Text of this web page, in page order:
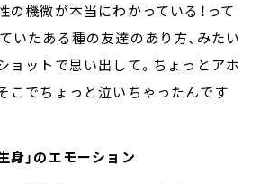
の機微が本当にわかっている！って
いたある種の友達のあり方、みたい
ョットで思い出して。ちょっとアホ
こでちょっと泣いちゃったんです
身」のエモーション